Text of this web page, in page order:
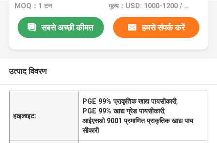
MOQ：1 टन मूल्य：USD: 1000-1200 / Ton
सबसे अच्छी कीमत हमसे संपर्क करें
उत्पाद विवरण
हाइलाइट:
PGE 99% प्राकृतिक खाद्य पायसीकारी,
PGE 99% खाद्य ग्रेड पायसीकारी,
आईएसओ 9001 प्रमाणित प्राकृतिक खाद्य पाय
सीकारी